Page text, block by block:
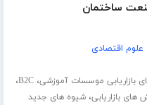
صنعت ساختمان
اقتصادی
بازاریابی موسسات آموزشی،B2C،
های بازاریابی،شیوه های جدید